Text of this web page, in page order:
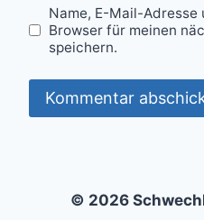
Name, E-Mail-Adresse
Browser für meinen
speichern.
© 2026